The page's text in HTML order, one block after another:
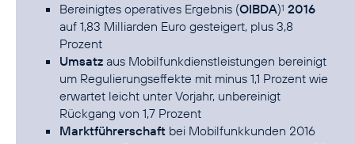
Bereinigtes operatives Ergebnis (OIBDA)1 2016
auf 1,83 Milliarden Euro gesteigert, plus 3,8
Prozent
Umsatz aus Mobilfunkdienstleistungen bereinigt
um Regulierungseffekte mit minus 1,1 Prozent wie
erwartet leicht unter Vorjahr, unbereinigt
Rückgang von 1,7 Prozent
Marktführerschaft bei Mobilfunkkunden 2016